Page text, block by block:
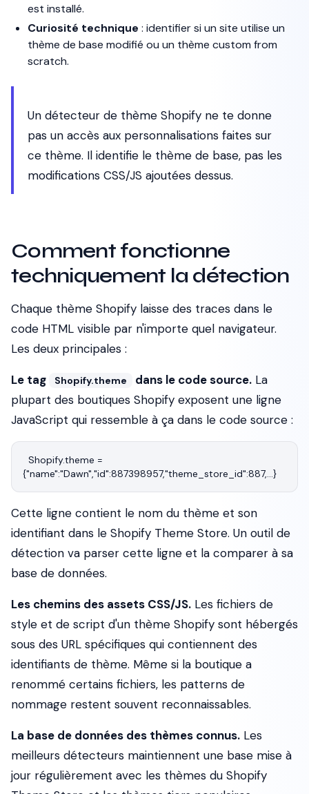
est installé.
Curiosité technique : identifier si un site utilise un
thème de base modifié ou un thème custom from
scratch.
Un détecteur de thème Shopify ne te donne
pas un accès aux personnalisations faites sur
ce thème. Il identifie le thème de base, pas les
modifications CSS/JS ajoutées dessus.
Comment fonctionne
techniquement la détection
Chaque thème Shopify laisse des traces dans le
code HTML visible par n'importe quel navigateur.
Les deux principales :
Le tag Shopify.theme dans le code source. La
plupart des boutiques Shopify exposent une ligne
JavaScript qui ressemble à ça dans le code source :
Shopify.theme =
Cette ligne contient le nom du thème et son
identifiant dans le Shopify Theme Store. Un outil de
détection va parser cette ligne et la comparer à sa
base de données.
Les chemins des assets CSS/JS. Les fichiers de
style et de script d'un thème Shopify sont hébergés
sous des URL spécifiques qui contiennent des
identifiants de thème. Même si la boutique a
renommé certains fichiers, les patterns de
nommage restent souvent reconnaissables.
La base de données des thèmes connus. Les
meilleurs détecteurs maintiennent une base mise à
jour régulièrement avec les thèmes du Shopify